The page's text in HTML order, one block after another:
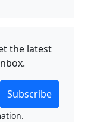
the latest
Subscribe